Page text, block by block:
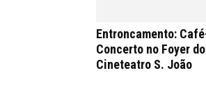
Entroncamento:
Concerto no Foyer do
Cineteatro S. João